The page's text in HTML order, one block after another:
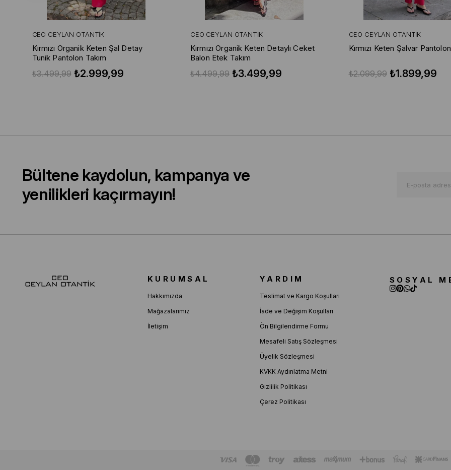
CEO CEYLAN OTANTIK
Kırmızı Organik Keten Şal Detay
Tunik Pantolon Takım
₺2.999,99
₺3.499,99
CEO CEYLAN OTANTIK
Kırmızı Organik Keten Detaylı Ceket
Balon Etek Takım
₺3.499,99
₺4.499,99
CEO CEYLAN OTANTIK
Kırmızı Keten Şalvar Pantolon
₺1.899,99
₺2.099,99
Bültene kaydolun, kampanya ve
yenilikleri kaçırmayın!
KURUMSAL
Hakkımızda
Mağazalarımız
İletişim
YARDIM
Teslimat ve Kargo Koşulları
İade ve Değişim Koşulları
Ön Bilgilendirme Formu
Mesafeli Satış Sözleşmesi
Üyelik Sözleşmesi
KVKK Aydınlatma Metni
Gizlilik Politikası
Çerez Politikası
SOSYAL